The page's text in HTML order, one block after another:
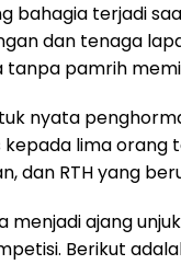
bahagia terjadi
dan tenaga
tanpa pamrih
nyata
lima orang
dan RTH yang
menjadi ajang
Berikut